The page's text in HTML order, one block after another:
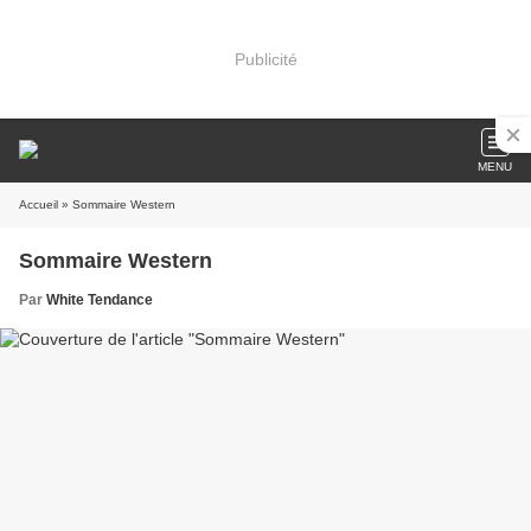
Publicité
MENU
Accueil » Sommaire Western
Sommaire Western
Par White Tendance